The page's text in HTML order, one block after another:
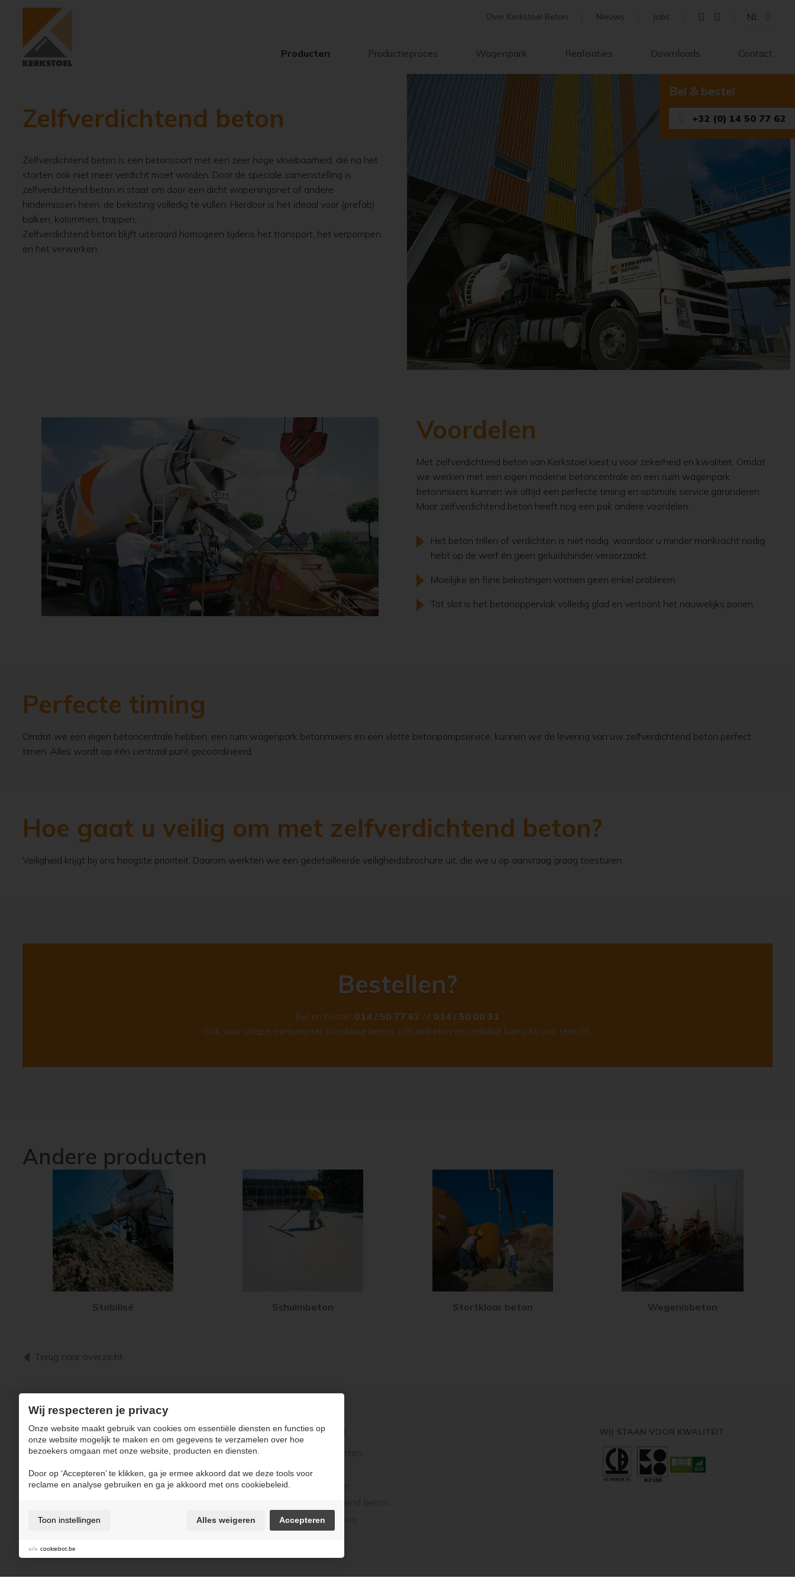
Over Kerkstoel Beton Nieuws Jobs NL
Producten Productieproces Wagenpark Realisaties Downloads Contact
Bel & bestel
+32 (0) 14 50 77 62
Zelfverdichtend beton
Zelfverdichtend beton is een betonsoort met een zeer hoge vloeibaarheid, die na het
storten ook niet meer verdicht moet worden. Door de speciale samenstelling is
zelfverdichtend beton in staat om door een dicht wapeningsnet of andere
hindernissen heen, de bekisting volledig te vullen. Hierdoor is het ideaal voor (prefab)
balken, kolommen, trappen, …
Zelfverdichtend beton blijft uiteraard homogeen tijdens het transport, het verpompen
en het verwerken.
Voordelen
Met zelfverdichtend beton van Kerkstoel kiest u voor zekerheid en kwaliteit. Omdat
we werken met een eigen moderne betoncentrale en een ruim wagenpark
betonmixers kunnen we altijd een perfecte timing en optimale service garanderen.
Maar zelfverdichtend beton heeft nog een pak andere voordelen:
Het beton trillen of verdichten is niet nodig, waardoor u minder mankracht nodig
hebt op de werf én geen geluidshinder veroorzaakt.
Moeilijke en fijne bekistingen vormen geen enkel probleem.
Tot slot is het betonoppervlak volledig glad en vertoont het nauwelijks poriën.
Perfecte timing
Omdat we een eigen betoncentrale hebben, een ruim wagenpark betonmixers en een vlotte betonpompservice, kunnen we de levering van uw zelfverdichtend beton perfect
timen. Alles wordt op één centraal punt gecoördineerd.
Hoe gaat u veilig om met zelfverdichtend beton?
Veiligheid krijgt bij ons hoogste prioriteit. Daarom werkten we een gedetailleerde veiligheidsbrochure uit, die we u op aanvraag graag toesturen.
Bestellen?
Bel en bestel: 014 / 50 77 62 of 014 / 50 00 31
Ook voor chape, metsmortel, stortklaar beton, schuimbeton en stabilisé kan u bij ons terecht.
Andere producten
Stabilisé Schuimbeton Stortklaar beton Wegenisbeton
Terug naar overzicht
NAVIGATIE
Producten
Productieproces
Wagenpark
Downloads
Over Kerkstoel
Nieuws
Contact
PRODUCTEN
Stabilisé
Wegenisbeton
WIJ STAAN VOOR KWALITEIT
Gebruiksvoorwaarden & privacybeleid Cookie policy Cookie voorkeuren Sitemap Login
Wij respecteren je privacy
Onze website maakt gebruik van cookies om essentiële diensten en functies op
onze website mogelijk te maken en om gegevens te verzamelen over hoe
bezoekers omgaan met onze website, producten en diensten.
Door op ‘Accepteren’ te klikken, ga je ermee akkoord dat we deze tools voor
reclame en analyse gebruiken en ga je akkoord met ons cookiebeleid.
Toon instellingen Alles weigeren Accepteren
cookiebot.be